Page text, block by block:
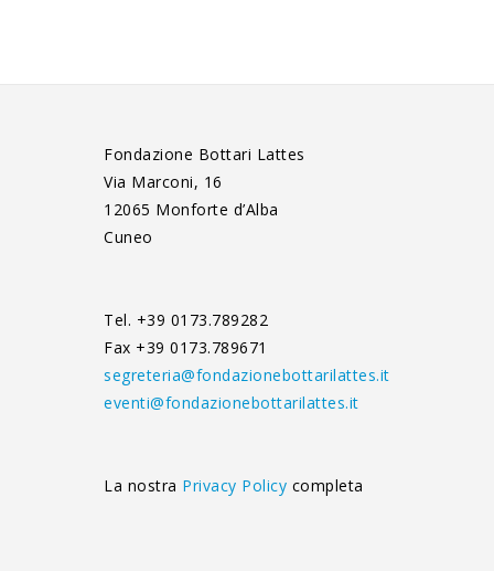
Fondazione Bottari Lattes
Via Marconi, 16
12065 Monforte d’Alba
Cuneo
Tel. +39 0173.789282
Fax +39 0173.789671
segreteria@fondazionebottarilattes.it
eventi@fondazionebottarilattes.it
La nostra Privacy Policy completa